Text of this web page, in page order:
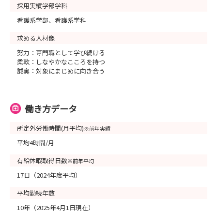
採用実績学部学科
看護系学部、看護系学科
求める人材像
努力：専門職として学び続ける
柔軟：しなやかなこころを持つ
誠実：対象にまじめに向き合う
働き方データ
所定外労働時間(月平均)※前年実績
平均4時間/月
有給休暇取得日数※前年平均
17日（2024年度平均）
平均勤続年数
10年（2025年4月1日現在）